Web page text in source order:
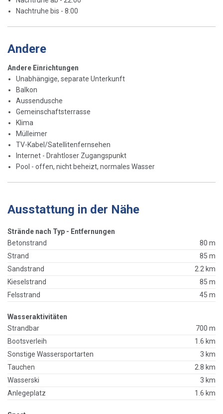
Nachtruhe bis - 8:00
Andere
Andere Einrichtungen
Unabhängige, separate Unterkunft
Balkon
Aussendusche
Gemeinschaftsterrasse
Klima
Mülleimer
TV-Kabel/Satellitenfernsehen
Internet - Drahtloser Zugangspunkt
Pool - offen, nicht beheizt, normales Wasser
Ausstattung in der Nähe
Strände nach Typ - Entfernungen
Betonstrand
80 m
Strand
85 m
Sandstrand
2.2 km
Kieselstrand
85 m
Felsstrand
45 m
Wasseraktivitäten
Strandbar
700 m
Bootsverleih
1.6 km
Sonstige Wassersportarten
3 km
Tauchen
2.8 km
Wasserski
3 km
Anlegeplatz
1.6 km